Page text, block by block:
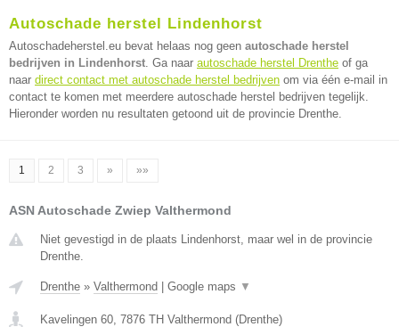
Autoschade herstel Lindenhorst
Autoschadeherstel.eu bevat helaas nog geen autoschade herstel
bedrijven in Lindenhorst. Ga naar autoschade herstel Drenthe of ga
naar direct contact met autoschade herstel bedrijven om via één e-mail in
contact te komen met meerdere autoschade herstel bedrijven tegelijk.
Hieronder worden nu resultaten getoond uit de provincie Drenthe.
1 2 3 » »»
ASN Autoschade Zwiep Valthermond
Niet gevestigd in de plaats Lindenhorst, maar wel in de provincie
Drenthe.
Drenthe » Valthermond Google maps ▼
Kavelingen 60, 7876 TH Valthermond (Drenthe)